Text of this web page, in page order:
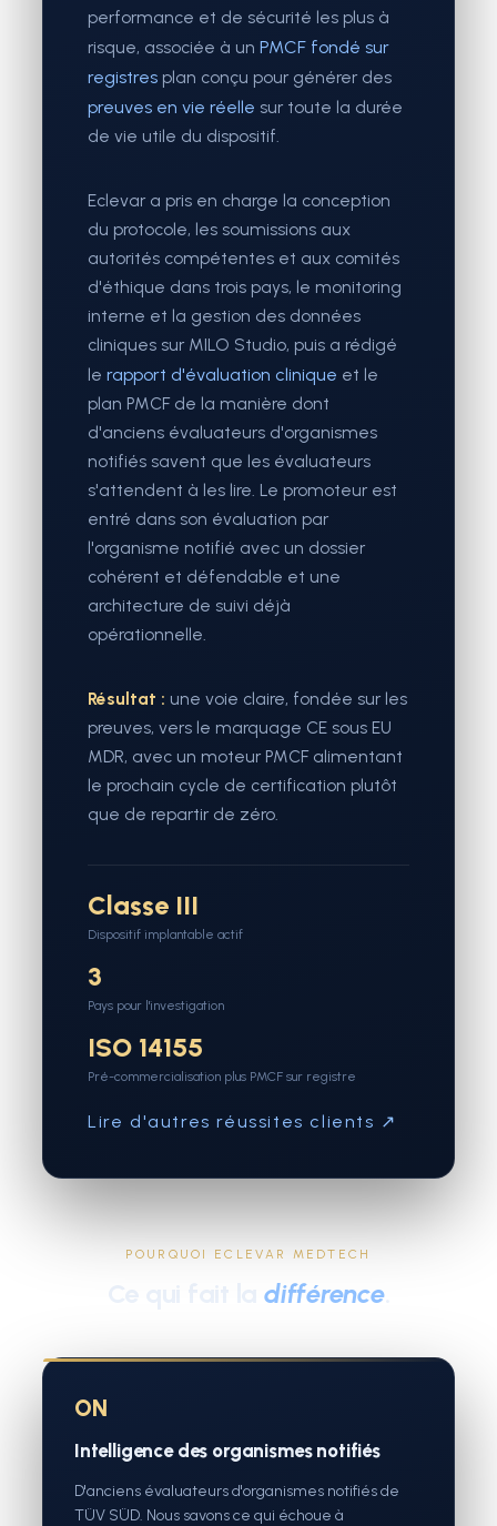
performance et de sécurité les plus à
risque, associée à un PMCF fondé sur
registres plan conçu pour générer des
preuves en vie réelle sur toute la durée
de vie utile du dispositif.
Eclevar a pris en charge la conception
du protocole, les soumissions aux
autorités compétentes et aux comités
d'éthique dans trois pays, le monitoring
interne et la gestion des données
cliniques sur MILO Studio, puis a rédigé
le rapport d'évaluation clinique et le
plan PMCF de la manière dont
d'anciens évaluateurs d'organismes
notifiés savent que les évaluateurs
s'attendent à les lire. Le promoteur est
entré dans son évaluation par
l'organisme notifié avec un dossier
cohérent et défendable et une
architecture de suivi déjà
opérationnelle.
Résultat : une voie claire, fondée sur les
preuves, vers le marquage CE sous EU
MDR, avec un moteur PMCF alimentant
le prochain cycle de certification plutôt
que de repartir de zéro.
Classe III
Dispositif implantable actif
3
Pays pour l'investigation
ISO 14155
Pré-commercialisation plus PMCF sur registre
Lire d'autres réussites clients ↗
POURQUOI ECLEVAR MEDTECH
Ce qui fait ladifférence.
ON
Intelligence des organismes notifiés
D'anciens évaluateurs d'organismes notifiés de
TÜV SÜD. Nous savons ce qui échoue à